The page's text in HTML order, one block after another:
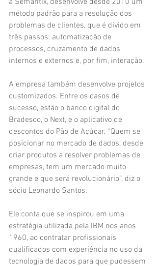
método padrão para a resolução dos
problemas de clientes, que é divido em
três passos: automatização de
processos, cruzamento de dados
internos e externos e, por fim, interação.
A empresa também desenvolve projetos
customizados. Entre os casos de
sucesso, estão o banco digital do
Bradesco, o Next, e o aplicativo de
descontos do Pão de Açúcar. “Quem se
posicionar no mercado de dados, desde
criar produtos a resolver problemas de
empresas, tem um mercado muito
grande e que será revolucionário”, diz o
sócio Leonardo Santos.
Ele conta que se inspirou em uma
estratégia utilizada pela IBM nos anos
1960, ao contratar profissionais
qualificados com experiência no uso da
tecnologia de dados para que pudessem